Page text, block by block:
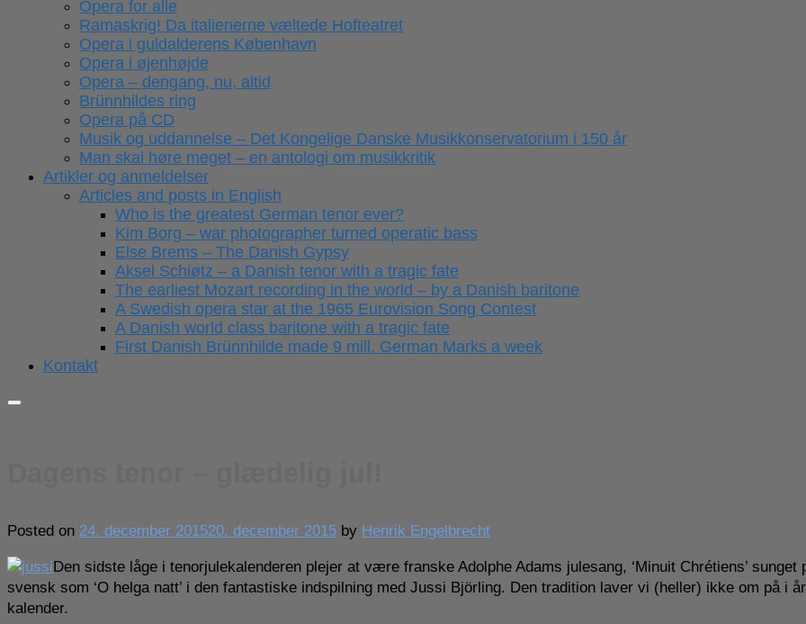
Opera for alle
Ramaskrig! Da italienerne væltede Hofteatret
Opera i guldalderens København
Opera i øjenhøjde
Opera – dengang, nu, altid
Brünnhildes ring
Opera på CD
Musik og uddannelse – Det Kongelige Danske Musikkonservatorium i 150 år
Man skal høre meget – en antologi om musikkritik
Artikler og anmeldelser
Articles and posts in English
Who is the greatest German tenor ever?
Kim Borg – war photographer turned operatic bass
Else Brems – The Danish Gypsy
Aksel Schiøtz – a Danish tenor with a tragic fate
The earliest Mozart recording in the world – by a Danish baritone
A Swedish opera star at the 1965 Eurovision Song Contest
A Danish world class baritone with a tragic fate
First Danish Brünnhilde made 9 mill. German Marks a week
Kontakt
Posted on 24. december 201520. december 2015 by Henrik Engelbrecht
Den sidste låge i tenorjulekalenderen plejer at være franske Adolphe Adams julesang, ‘Minuit Chrétiens’ sunget
svensk som ‘O helga natt’ i den fantastiske indspilning med Jussi Björling. Den tradition laver vi (heller) ikke om på i
kalender.